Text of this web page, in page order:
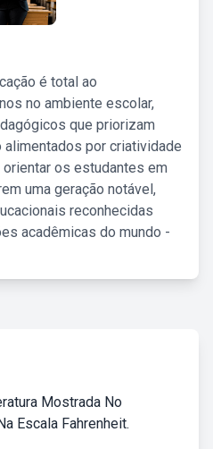
é total ao
no ambiente escolar,
que priorizam
por criatividade
os estudantes em
uma geração notável,
reconhecidas
acadêmicas do mundo -
Mostrada No
Escala Fahrenheit.